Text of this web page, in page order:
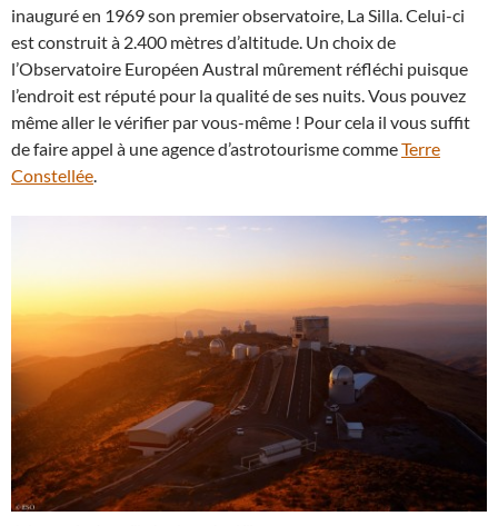
inauguré en 1969 son premier observatoire, La Silla. Celui-ci
est construit à 2.400 mètres d’altitude. Un choix de
l’Observatoire Européen Austral mûrement réfléchi puisque
l’endroit est réputé pour la qualité de ses nuits. Vous pouvez
même aller le vérifier par vous-même ! Pour cela il vous suffit
de faire appel à une agence d’astrotourisme commeTerre
Constellée.